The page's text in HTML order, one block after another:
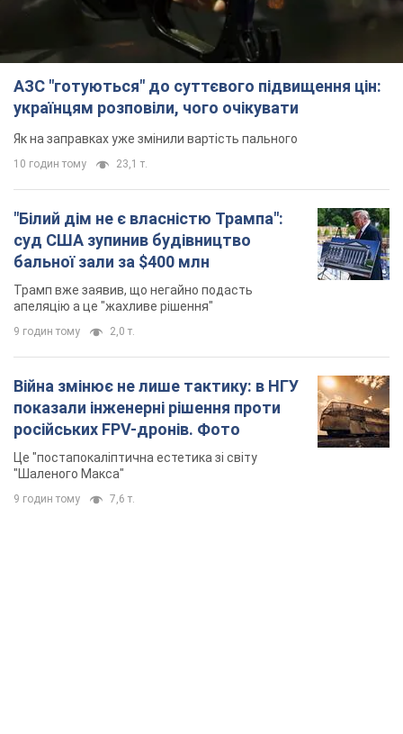
"Білий дім не є власністю Трампа":
суд США зупинив будівництво
бальної зали за $400 млн
Трамп вже заявив, що негайно подасть
Війна змінює не лише тактику: в НГУ
показали інженерні рішення проти
російських FPV-дронів. Фото
"Шаленого Макса"